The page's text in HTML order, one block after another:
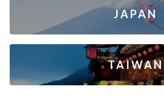
JAPAN
TAIWAN